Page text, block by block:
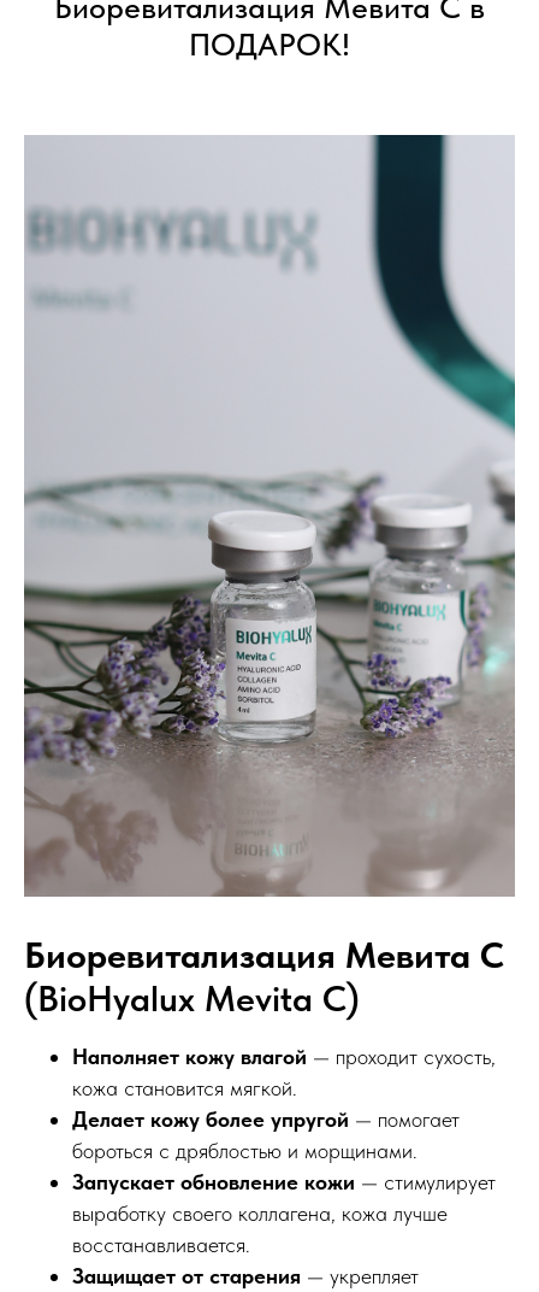
ПОДАРОК!
Биоревитализация Мевита С
(BioHyalux Mevita С)
Наполняет кожу влагой — проходит сухость,
кожа становится мягкой.
Делает кожу более упругой — помогает
бороться с дряблостью и морщинами.
Запускает обновление кожи — стимулирует
выработку своего коллагена, кожа лучше
восстанавливается.
Защищает от старения — укрепляет